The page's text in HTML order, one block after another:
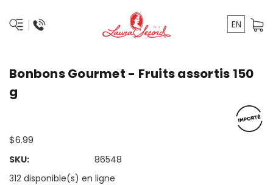
EN
Bonbons Gourmet - Fruits assortis 150
g
$6.99
SKU:
86548
312 disponible(s) en ligne